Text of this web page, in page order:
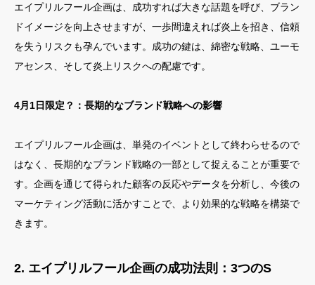
エイプリルフール企画は、成功すれば大きな話題を呼び、ブラン
ドイメージを向上させますが、一歩間違えれば炎上を招き、信頼
を失うリスクも孕んでいます。成功の鍵は、綿密な戦略、ユーモ
アセンス、そして炎上リスクへの配慮です。
4月1日限定？：長期的なブランド戦略への影響
エイプリルフール企画は、単発のイベントとして終わらせるので
はなく、長期的なブランド戦略の一部として捉えることが重要で
す。企画を通じて得られた顧客の反応やデータを分析し、今後の
マーケティング活動に活かすことで、より効果的な戦略を構築で
きます。
2. エイプリルフール企画の成功法則：3つのS